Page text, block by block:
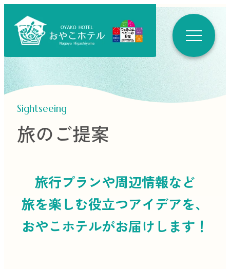
Sightseeing
旅のご提案
旅行プランや周辺情報など
旅を楽しむ役立つアイデアを、
おやこホテルがお届けします！